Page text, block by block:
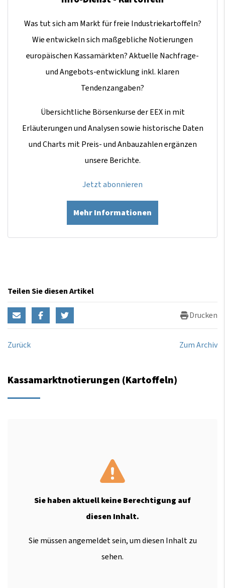
Was tut sich am Markt für freie Industriekartoffeln?
Wie entwickeln sich maßgebliche Notierungen
europäischen Kassamärkten? Aktuelle Nachfrage-
und Angebots-entwicklung inkl. klaren
Tendenzangaben?
Übersichtliche Börsenkurse der EEX in mit
Erläuterungen und Analysen sowie historische Daten
und Charts mit Preis- und Anbauzahlen ergänzen
unsere Berichte.
Jetzt abonnieren
Mehr Informationen
Teilen Sie diesen Artikel
Drucken
Zurück Zum Archiv
Kassamarktnotierungen (Kartoffeln)
Sie haben aktuell keine Berechtigung auf
diesen Inhalt.
Sie müssen angemeldet sein, um diesen Inhalt zu
sehen.